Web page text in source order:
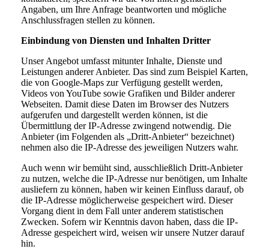
Angaben, um Ihre Anfrage beantworten und mögliche
Anschlussfragen stellen zu können.
Einbindung von Diensten und Inhalten Dritter
Unser Angebot umfasst mitunter Inhalte, Dienste und
Leistungen anderer Anbieter. Das sind zum Beispiel Karten,
die von Google-Maps zur Verfügung gestellt werden,
Videos von YouTube sowie Grafiken und Bilder anderer
Webseiten. Damit diese Daten im Browser des Nutzers
aufgerufen und dargestellt werden können, ist die
Übermittlung der IP-Adresse zwingend notwendig. Die
Anbieter (im Folgenden als „Dritt-Anbieter“ bezeichnet)
nehmen also die IP-Adresse des jeweiligen Nutzers wahr.
Auch wenn wir bemüht sind, ausschließlich Dritt-Anbieter
zu nutzen, welche die IP-Adresse nur benötigen, um Inhalte
ausliefern zu können, haben wir keinen Einfluss darauf, ob
die IP-Adresse möglicherweise gespeichert wird. Dieser
Vorgang dient in dem Fall unter anderem statistischen
Zwecken. Sofern wir Kenntnis davon haben, dass die IP-
Adresse gespeichert wird, weisen wir unsere Nutzer darauf
hin.